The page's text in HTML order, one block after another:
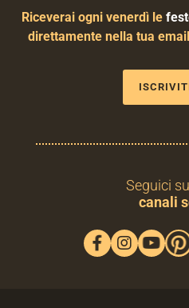
Riceverai ogni venerdì le
direttamente nella tua
Seguici
canali